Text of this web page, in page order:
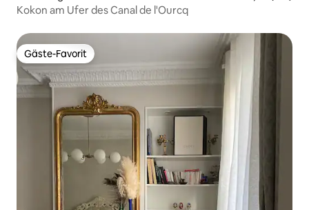
Kokon am Ufer des Canal de l'Ourcq
Gäste-Favorit
Gäste-Favorit